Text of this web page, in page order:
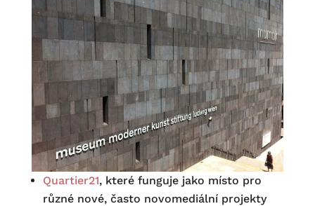
Quartier21, které funguje jako místo pro
různé nové, často novomediální projekty